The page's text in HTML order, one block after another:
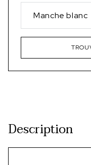
Manche blanc
Description